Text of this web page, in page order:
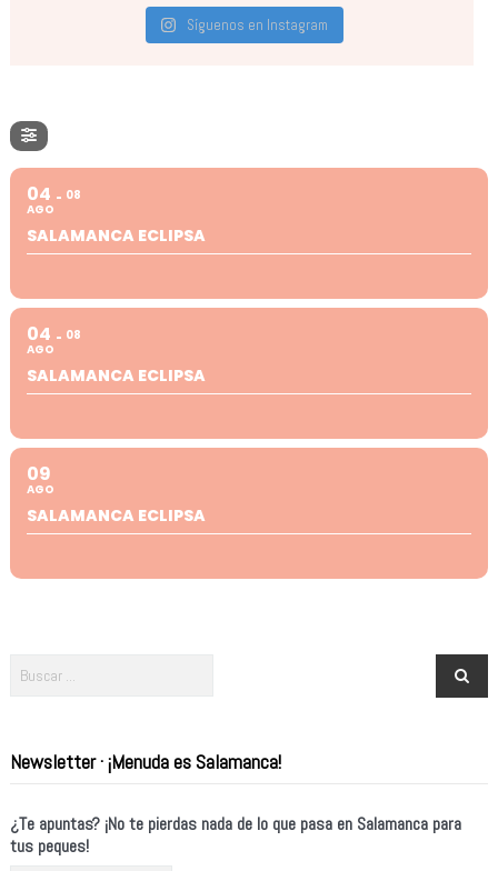
Síguenos en Instagram
04
AGO
08
SALAMANCA ECLIPSA
04
AGO
08
SALAMANCA ECLIPSA
09
AGO
SALAMANCA ECLIPSA
Newsletter · ¡Menuda es Salamanca!
¿Te apuntas? ¡No te pierdas nada de lo que pasa en Salamanca para
tus peques!